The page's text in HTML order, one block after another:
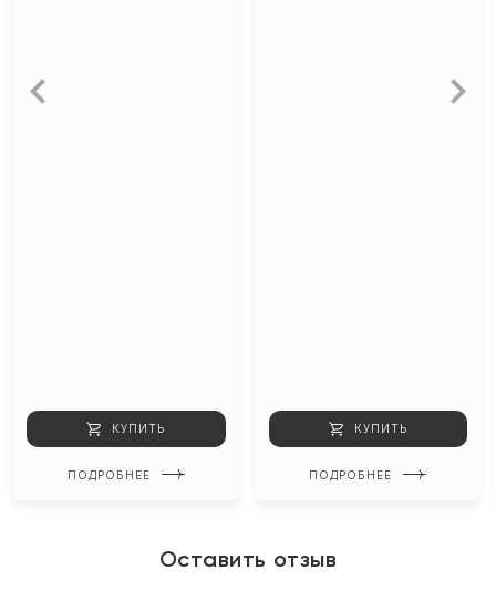
КУПИТЬ
ПОДРОБНЕЕ
КУПИТЬ
ПОДРОБНЕЕ
Оставить отзыв